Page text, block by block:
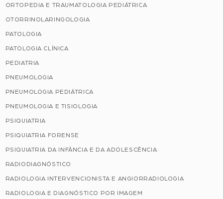
ORTOPEDIA E TRAUMATOLOGIA PEDIÁTRICA
OTORRINOLARINGOLOGIA
PATOLOGIA
PATOLOGIA CLÍNICA
PEDIATRIA
PNEUMOLOGIA
PNEUMOLOGIA PEDIÁTRICA
PNEUMOLOGIA E TISIOLOGIA
PSIQUIATRIA
PSIQUIATRIA FORENSE
PSIQUIATRIA DA INFÂNCIA E DA ADOLESCÊNCIA
RADIODIAGNÓSTICO
RADIOLOGIA INTERVENCIONISTA E ANGIORRADIOLOGIA
RADIOLOGIA E DIAGNÓSTICO POR IMAGEM